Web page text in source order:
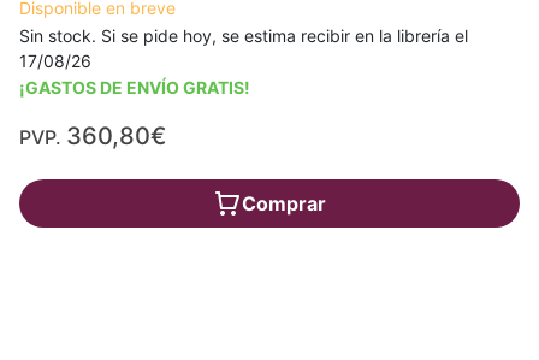
Disponible en breve
Sin stock. Si se pide hoy, se estima recibir en la librería el
17/08/26
¡GASTOS DE ENVÍO GRATIS!
PVP. 360,80€
Comprar